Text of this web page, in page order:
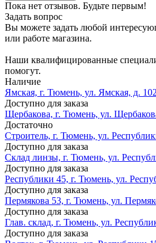
Пока нет отзывов. Будьте первым!
Задать вопрос
Вы можете задать любой
или работе магазина.
Наши квалифицированные
помогут.
Наличие
Ямская, г. Тюмень, ул. Ямская, д. 102
Доступно для заказа
Щербакова, г. Тюмень, ул.
Достаточно
Строитель, г. Тюмень, ул.
Доступно для заказа
Склад линзы, г. Тюмень, ул.
Доступно для заказа
Республики 45, г. Тюмень, ул.
Доступно для заказа
Пермякова 53, г. Тюмень, ул.
Доступно для заказа
Глав. склад, г. Тюмень, ул.
Доступно для заказа